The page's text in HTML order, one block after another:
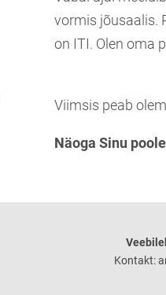
vormis jõusaalis.
on ITI. Olen oma
Viimsis peab
Näoga Sinu
Kontakt: